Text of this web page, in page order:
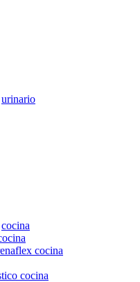
urinario
cocina
cocina
cocina